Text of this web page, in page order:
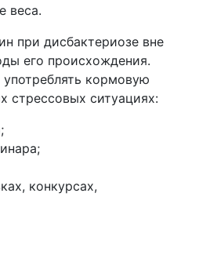
веса.
при дисбактериозе вне
его происхождения.
кормовую
стрессовых ситуациях:
конкурсах,